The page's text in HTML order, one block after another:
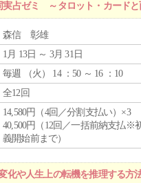
実占ゼミ ～タロット・カード
森信 彰雄
1月 13日 ～ 3月 31日
毎週 （火 ） 14 ：50 ～ 16 ：10
全12回
14,580円（4回／分割支払い）×3
40,500円（12回／一括前納支払※
義開始前まで）
や人生上の転機を推理する方